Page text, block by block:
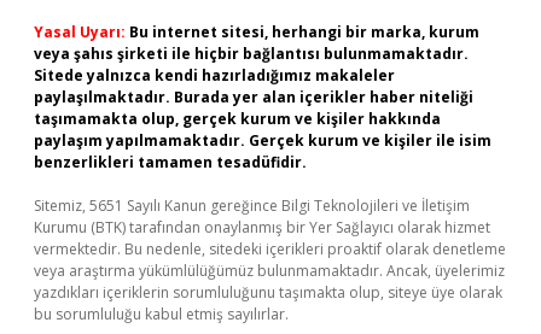
Yasal Uyarı: Bu internet sitesi, herhangi bir marka, kurum
veya şahıs şirketi ile hiçbir bağlantısı bulunmamaktadır.
Sitede yalnızca kendi hazırladığımız makaleler
paylaşılmaktadır. Burada yer alan içerikler haber niteliği
taşımamakta olup, gerçek kurum ve kişiler hakkında
paylaşım yapılmamaktadır. Gerçek kurum ve kişiler ile isim
benzerlikleri tamamen tesadüfidir.
Sitemiz, 5651 Sayılı Kanun gereğince Bilgi Teknolojileri ve İletişim
Kurumu (BTK) tarafından onaylanmış bir Yer Sağlayıcı olarak hizmet
vermektedir. Bu nedenle, sitedeki içerikleri proaktif olarak denetleme
veya araştırma yükümlülüğümüz bulunmamaktadır. Ancak, üyelerimiz
yazdıkları içeriklerin sorumluluğunu taşımakta olup, siteye üye olarak
bu sorumluluğu kabul etmiş sayılırlar.